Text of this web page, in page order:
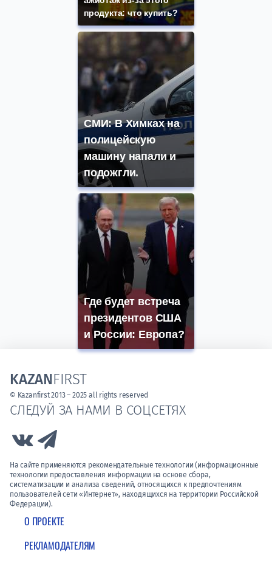
продукта: что купить?
СМИ: В Химках на
полицейскую
машину напали и
подожгли.
Где будет встреча
президентов США
и России: Европа?
О ПРОЕКТЕ
РЕКЛАМОДАТЕЛЯМ
СЛЕДУЙ ЗА НАМИ В СОЦСЕТЯХ
Link to Vk
На сайте применяются рекомендательные технологии (информационные
технологии предоставления информации на основе сбора,
систематизации и анализа сведений, относящихся к предпочтениям
пользователей сети «Интернет», находящихся на территории Российской
Федерации).
KAZANFIRST
© Kazanfirst 2013 – 2025 all rights reserved